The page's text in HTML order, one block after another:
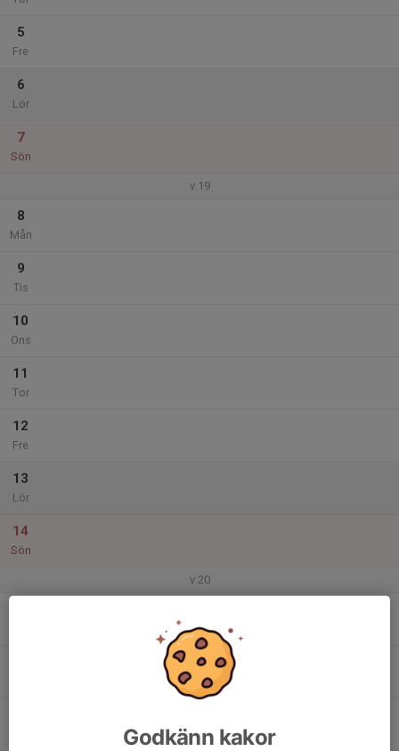
5
Fre
6
Lör
7
Sön
v.19
8
Mån
9
Tis
10
Ons
11
Tor
12
Fre
13
Lör
14
Sön
v.20
Godkänn kakor